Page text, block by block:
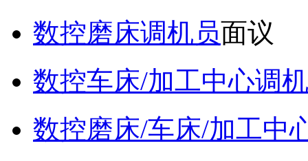
数控磨床调机员面议
数控车床/加工中心调
数控磨床/车床/加工中